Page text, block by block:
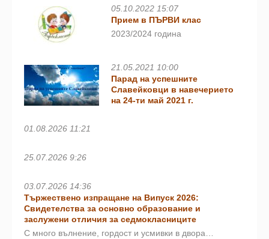
05.10.2022 15:07
Прием в ПЪРВИ клас
2023/2024 година
21.05.2021 10:00
Парад на успешните
Славейковци в навечерието
на 24-ти май 2021 г.
01.08.2026 11:21
25.07.2026 9:26
03.07.2026 14:36
Тържествено изпращане на Випуск 2026:
Свидетелства за основно образование и
заслужени отличия за седмокласниците
С много вълнение, гордост и усмивки в двора…